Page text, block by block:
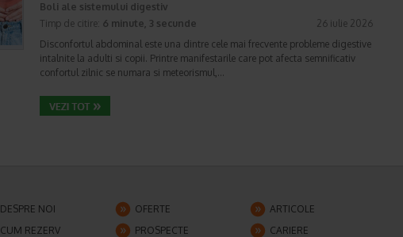
Boli ale sistemului digestiv
Timp de citire: 6 minute, 3 secunde
26 iulie 2026
Disconfortul abdominal este una dintre cele mai frecvente probleme digestive
intalnite la adulti si copii. Printre manifestarile care pot afecta semnificativ
confortul zilnic se numara si meteorismul,…
DESPRE NOI OFERTE
ARTICOLE
CUM REZERV
PROSPECTE CARIERE